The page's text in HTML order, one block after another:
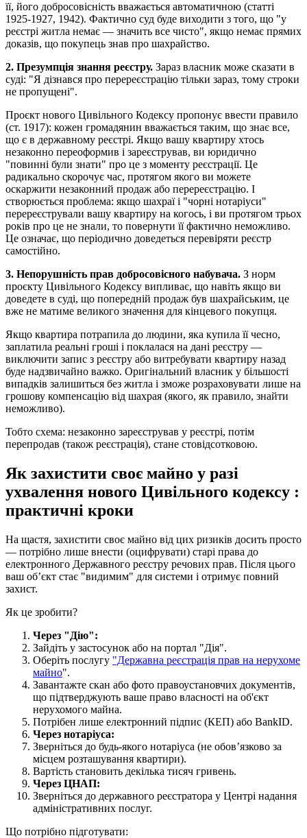
її, його добросовісність вважається автоматичною (статті
1925-1927, 1942). Фактично суд буде виходити з того, що "у
реєстрі житла немає — значить все чисто", якщо немає прямих
доказів, що покупець знав про шахрайство.
2. Презумпція знання реєстру. Зараз власник може сказати в
суді: "Я дізнався про перереєстрацію тільки зараз, тому строки
не пропущені".
Проєкт нового Цивільного Кодексу пропонує ввести правило
(ст. 1917): кожен громадянин вважається таким, що знає все,
що є в державному реєстрі. Якщо вашу квартиру хтось
незаконно переоформив і зареєстрував, ви юридично
"повинні були знати" про це з моменту реєстрації. Це
радикально скорочує час, протягом якого ви можете
оскаржити незаконний продаж або перереєстрацію. І
створюється проблема: якщо шахраї і "чорні нотаріуси"
перереєстрували вашу квартиру на когось, і ви протягом трьох
років про це не знали, то повернути її фактично неможливо.
Це означає, що періодично доведеться перевіряти реєстр
самостійно.
3. Непорушність прав добросовісного набувача. З норм
проєкту Цивільного Кодексу випливає, що навіть якщо ви
доведете в суді, що попередній продаж був шахрайським, це
вже не матиме великого значення для кінцевого покупця.
Якщо квартира потрапила до людини, яка купила її чесно,
заплатила реальні гроші і поклалася на дані реєстру —
виключити запис з реєстру або витребувати квартиру назад
буде надзвичайно важко. Оригінальний власник у більшості
випадків залишиться без житла і зможе розраховувати лише на
грошову компенсацію від шахрая (якого, як правило, знайти
неможливо).
Тобто схема: незаконно зареєстрував у реєстрі, потім
перепродав (також реєстрація), стане стовідсотковою.
Як захистити своє майно у разі
ухвалення нового Цивільного кодексу :
практичні кроки
На щастя, захистити своє майно від цих ризиків досить просто
— потрібно лише внести (оцифрувати) старі права до
електронного Державного реєстру речових прав. Після цього
ваш об’єкт стає "видимим" для системи і отримує повний
захист.
Як це зробити?
Через "Дію":
Зайдіть у застосунок або на портал "Дія".
Оберіть послугу "Державна реєстрація прав на нерухоме
майно".
Завантажте скан або фото правоустановчих документів,
що підтверджують ваше право власності на об'єкт
нерухомого майна.
Потрібен лише електронний підпис (КЕП) або BankID.
Через нотаріуса:
Зверніться до будь-якого нотаріуса (не обов’язково за
місцем розташування квартири).
Вартість становить декілька тисяч гривень.
Через ЦНАП:
Зверніться до державного реєстратора у Центрі надання
адміністративних послуг.
Що потрібно підготувати: